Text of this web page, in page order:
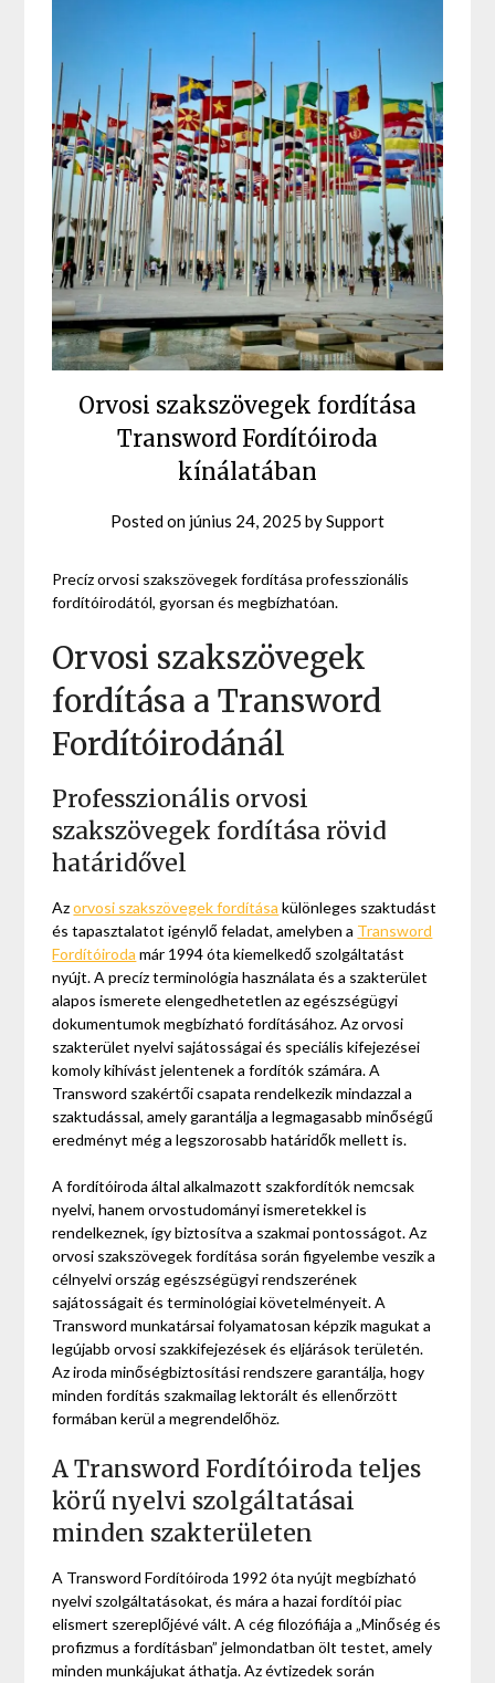
Orvosi szakszövegek fordítása
Transword Fordítóiroda
kínálatában
Posted on június 24, 2025 bySupport
Precíz orvosi szakszövegek fordítása professzionális
fordítóirodától, gyorsan és megbízhatóan.
Orvosi szakszövegek
fordítása a Transword
Fordítóirodánál
Professzionális orvosi
szakszövegek fordítása rövid
határidővel
Azorvosi szakszövegek fordítása különleges szaktudást
és tapasztalatot igénylő feladat, amelyben a Transword
Fordítóiroda már 1994 óta kiemelkedő szolgáltatást
nyújt. A precíz terminológia használata és a szakterület
alapos ismerete elengedhetetlen az egészségügyi
dokumentumok megbízható fordításához. Az orvosi
szakterület nyelvi sajátosságai és speciális kifejezései
komoly kihívást jelentenek a fordítók számára. A
Transword szakértői csapata rendelkezik mindazzal a
szaktudással, amely garantálja a legmagasabb minőségű
eredményt még a legszorosabb határidők mellett is.
A fordítóiroda által alkalmazott szakfordítók nemcsak
nyelvi, hanem orvostudományi ismeretekkel is
rendelkeznek, így biztosítva a szakmai pontosságot. Az
orvosi szakszövegek fordítása során figyelembe veszik a
célnyelvi ország egészségügyi rendszerének
sajátosságait és terminológiai követelményeit. A
Transword munkatársai folyamatosan képzik magukat a
legújabb orvosi szakkifejezések és eljárások területén.
Az iroda minőségbiztosítási rendszere garantálja, hogy
minden fordítás szakmailag lektorált és ellenőrzött
formában kerül a megrendelőhöz.
A Transword Fordítóiroda teljes
körű nyelvi szolgáltatásai
minden szakterületen
A Transword Fordítóiroda 1992 óta nyújt megbízható
nyelvi szolgáltatásokat, és mára a hazai fordítói piac
elismert szereplőjévé vált. A cég filozófiája a „Minőség és
profizmus a fordításban” jelmondatban ölt testet, amely
minden munkájukat áthatja. Az évtizedek során